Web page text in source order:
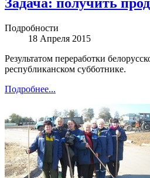
Подробности
18 Апреля 2015
Результатом переработки
республиканском субботнике.
Подробнее...